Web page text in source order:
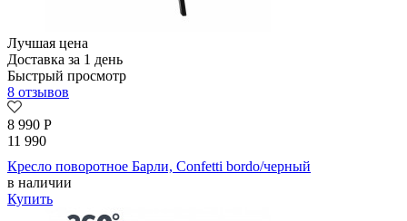
Лучшая цена
Доставка за 1 день
Быстрый просмотр
8 отзывов
8 990 Р
11 990
Кресло поворотное Барли, Confetti bordo/черный
в наличии
Купить